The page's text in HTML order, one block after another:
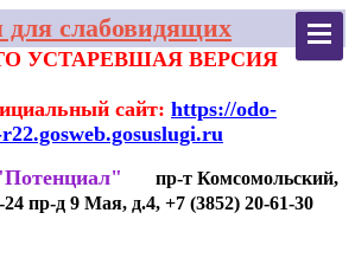
для слабовидящих
УСТАРЕВШАЯ ВЕРСИЯ
сайт: https://odo-
пр-т Комсомольский,
пр-д 9 Мая, д.4, +7 (3852) 20-61-30